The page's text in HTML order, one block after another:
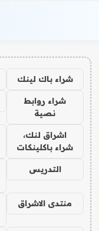
شراء باك لينك
شراء روابط
نصية
اشراق لنك،
شراء باكلينكات
التدريس
منتدى الاشراق